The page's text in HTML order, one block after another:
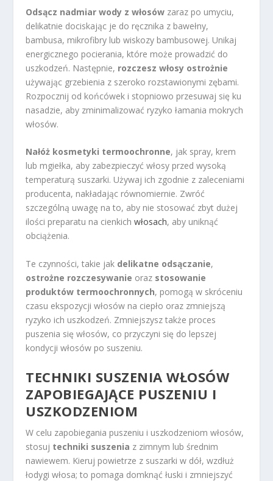
Odsącz nadmiar wody z włosów zaraz po umyciu,
delikatnie dociskając je do ręcznika z bawełny,
bambusa, mikrofibry lub wiskozy bambusowej. Unikaj
energicznego pocierania, które może prowadzić do
uszkodzeń. Następnie, rozczesz włosy ostrożnie
używając grzebienia z szeroko rozstawionymi zębami.
Rozpocznij od końcówek i stopniowo przesuwaj się ku
nasadzie, aby zminimalizować ryzyko łamania mokrych
włosów.
Nałóż kosmetyki termoochronne, jak spray, krem
lub mgiełka, aby zabezpieczyć włosy przed wysoką
temperaturą suszarki. Używaj ich zgodnie z zaleceniami
producenta, nakładając równomiernie. Zwróć
szczególną uwagę na to, aby nie stosować zbyt dużej
ilości preparatu na cienkichwłosach, aby uniknąć
obciążenia.
Te czynności, takie jak delikatne odsączanie,
ostrożne rozczesywanie oraz stosowanie
produktów termoochronnych, pomogą w skróceniu
czasu ekspozycji włosów na ciepło oraz zmniejszą
ryzyko ich uszkodzeń. Zmniejszysz także proces
puszenia się włosów, co przyczyni się do lepszej
kondycji włosów po suszeniu.
TECHNIKI SUSZENIA WŁOSÓW
ZAPOBIEGAJĄCE PUSZENIU I
USZKODZENIOM
W celu zapobiegania puszeniu i uszkodzeniom włosów,
stosuj techniki suszenia z zimnym lub średnim
nawiewem. Kieruj powietrze z suszarki w dół, wzdłuż
łodygi włosa; to pomaga domknąć łuski i zmniejszyć